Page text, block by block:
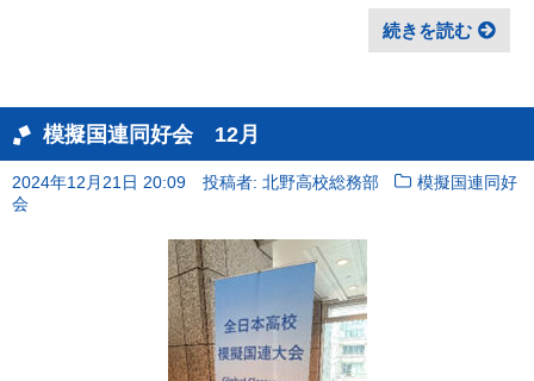
続きを読む
模擬国連同好会 12月
2024年12月21日 20:09 投稿者: 北野高校総務部
模擬国連同好
会